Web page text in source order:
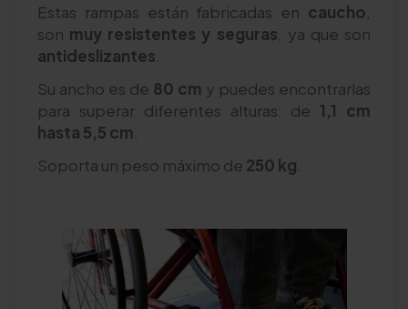
Estas rampas están fabricadas en caucho
son muy resistentes y seguras , ya que son
antideslizantes
Su ancho es de 80 cm y puedes encontrarlas
para superar diferentes alturas: de 1,1 cm
hasta 5,5 cm
Soporta un peso máximo de 250 kg